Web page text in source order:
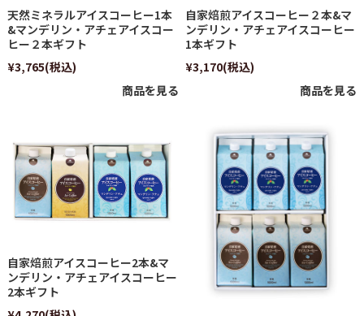
天然ミネラルアイスコーヒー1本
&マンデリン・アチェアイスコー
ヒー２本ギフト
¥3,765(税込)
商品を見る
自家焙煎アイスコーヒー２本&マ
ンデリン・アチェアイスコーヒー
1本ギフト
¥3,170(税込)
商品を見る
自家焙煎アイスコーヒー2本&マ
ンデリン・アチェアイスコーヒー
2本ギフト